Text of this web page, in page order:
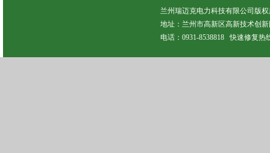
兰州瑞迈克电力科技有限公司版权
地址：兰州市高新区高新技术创
电话：0931-8538818 快速修复热